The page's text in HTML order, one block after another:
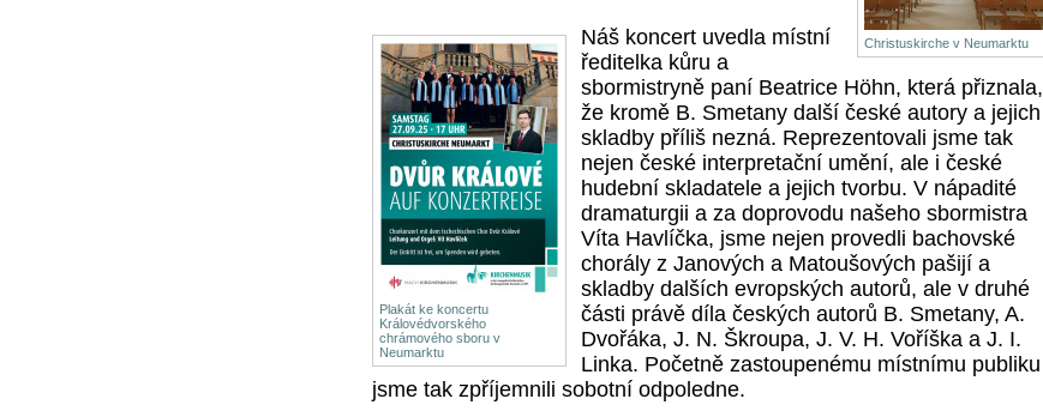
Christuskirche v Neumarktu
Plakát ke koncertu
Královédvorského
chrámového sboru v
Neumarktu
Náš koncert uvedla místní
ředitelka kůru a
sbormistryně paní Beatrice Höhn, která přiznala,
že kromě B. Smetany další české autory a jejich
skladby příliš nezná. Reprezentovali jsme tak
nejen české interpretační umění, ale i české
hudební skladatele a jejich tvorbu. V nápadité
dramaturgii a za doprovodu našeho sbormistra
Víta Havlíčka, jsme nejen provedli bachovské
chorály z Janových a Matoušových pašijí a
skladby dalších evropských autorů, ale v druhé
části právě díla českých autorů B. Smetany, A.
Dvořáka, J. N. Škroupa, J. V. H. Voříška a J. I.
Linka. Početně zastoupenému místnímu publiku
jsme tak zpříjemnili sobotní odpoledne.